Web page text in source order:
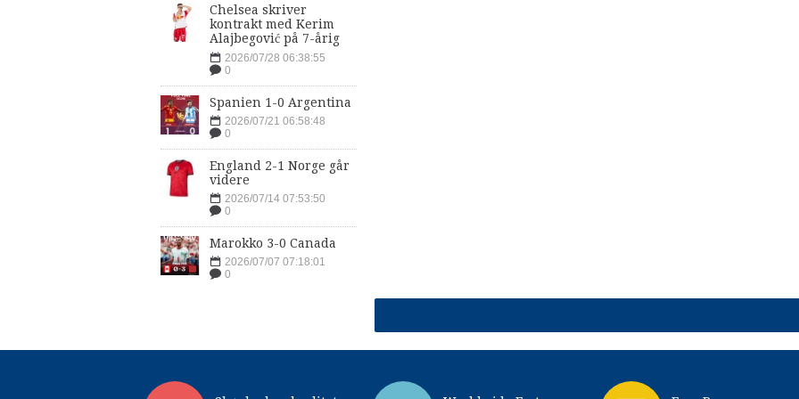
Chelsea skriver
kontrakt med Kerim
Alajbegović på 7-årig
2026/07/28 06:38:55
0
Spanien 1-0 Argentina
2026/07/21 06:58:48
0
England 2-1 Norge går
videre
2026/07/14 07:53:50
0
Marokko 3-0 Canada
2026/07/07 07:18:01
0